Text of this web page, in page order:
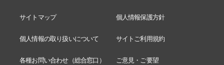
サイトマップ 個人情報保護方針
個人情報の取り扱いについて サイトご利用規約
各種お問い合わせ（総合窓口） ご意見・ご要望